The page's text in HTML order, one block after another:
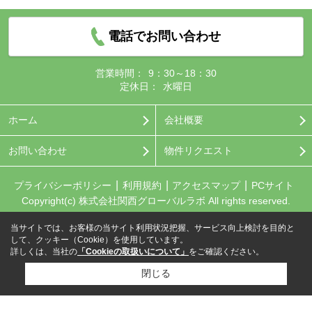
電話でお問い合わせ
営業時間：
9：30～18：30
定休日：
水曜日
ホーム 会社概要
お問い合わせ 物件リクエスト
プライバシーポリシー 利用規約 アクセスマップ
PCサイト
Copyright(c) 株式会社関西グローバルラボ All rights reserved.
当サイトでは、お客様の当サイト利用状況把握、サービス向上検討を目的と
して、クッキー（Cookie）を使用しています。
詳しくは、当社の 「Cookieの取扱いについて」 をご確認ください。
閉じる